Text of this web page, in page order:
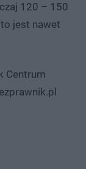
120 – 150
jest nawet
Centrum